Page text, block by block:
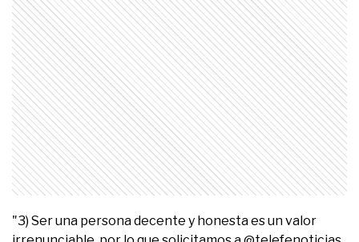
"3) Ser una persona decente y honesta es un valor